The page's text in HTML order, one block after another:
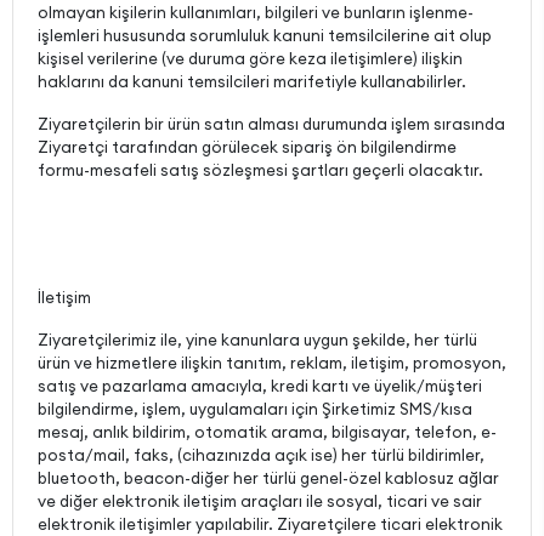
olmayan kişilerin kullanımları, bilgileri ve bunların işlenme-
işlemleri hususunda sorumluluk kanuni temsilcilerine ait olup
kişisel verilerine (ve duruma göre keza iletişimlere) ilişkin
haklarını da kanuni temsilcileri marifetiyle kullanabilirler.
Ziyaretçilerin bir ürün satın alması durumunda işlem sırasında
Ziyaretçi tarafından görülecek sipariş ön bilgilendirme
formu-mesafeli satış sözleşmesi şartları geçerli olacaktır.
İletişim
Ziyaretçilerimiz ile, yine kanunlara uygun şekilde, her türlü
ürün ve hizmetlere ilişkin tanıtım, reklam, iletişim, promosyon,
satış ve pazarlama amacıyla, kredi kartı ve üyelik/müşteri
bilgilendirme, işlem, uygulamaları için Şirketimiz SMS/kısa
mesaj, anlık bildirim, otomatik arama, bilgisayar, telefon, e-
posta/mail, faks, (cihazınızda açık ise) her türlü bildirimler,
bluetooth, beacon-diğer her türlü genel-özel kablosuz ağlar
ve diğer elektronik iletişim araçları ile sosyal, ticari ve sair
elektronik iletişimler yapılabilir. Ziyaretçilere ticari elektronik